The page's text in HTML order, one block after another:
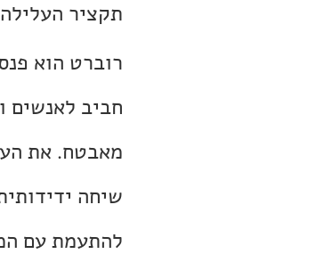
תקציר העלילה
רוברט הוא
חביב לאנשים
מאבטח. את
שיחה
להתעמת עם